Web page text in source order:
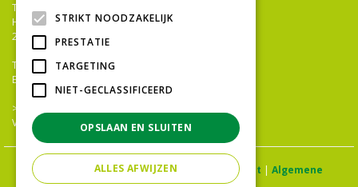
TUINCENTRUM NIEUW-HANENBURG
Hanenburglaan 266
2565 HC Den Haag
T.
070 36 052 92
E.
>>
Vacatures
© Tuincentrum Hanenburg |Privacy statement | Algemene
STRIKT NOODZAKELIJK
PRESTATIE
TARGETING
NIET-GECLASSIFICEERD
OPSLAAN EN SLUITEN
ALLES AFWIJZEN